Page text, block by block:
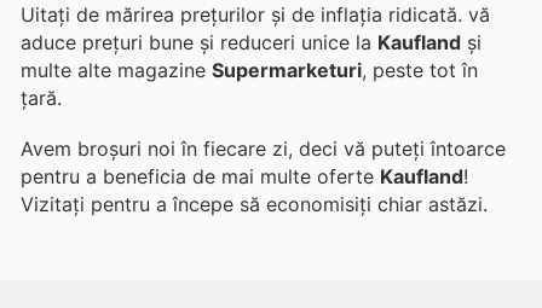
Uitați de mărirea prețurilor și de inflația ridicată. vă
aduce prețuri bune și reduceri unice la Kaufland și
multe alte magazine Supermarketuri, peste tot în
țară.
Avem broșuri noi în fiecare zi, deci vă puteți întoarce
pentru a beneficia de mai multe oferte Kaufland!
Vizitați pentru a începe să economisiți chiar astăzi.